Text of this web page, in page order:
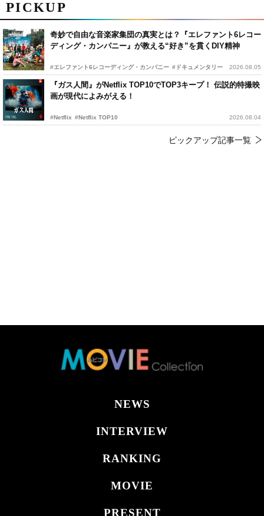
PICKUP
奇妙で自由な音楽家集団の真実とは？『エレファント6レコー
ディング・カンパニー』が教える“好き”を貫くDIY精神
#エレファント6レコーディング・カンパニー #ドキュメンタリー 2026.08.05
『ガス人間』がNetflix TOP10でTOP3キープ！ 伝説的特撮映
画が現代によみがえる！
#Netflix #Netflix TOP10 2026.08.04
ピックアップ記事一覧
NEWS
INTERVIEW
RANKING
MOVIE
PRESENT